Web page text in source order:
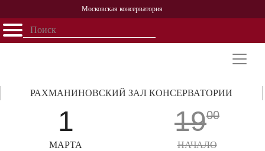
Московская консерватория
Открыть - закрыть
Персоналии
История
1
МАРТА
РАХМАНИНОВСКИЙ ЗАЛ КОНСЕРВАТОРИИ
1900
НАЧАЛО